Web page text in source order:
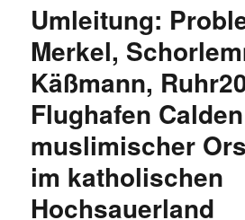
Umleitung:
Merkel,
Käßmann,
Flughafen
muslimischer
im katholischen
Hochsauerland